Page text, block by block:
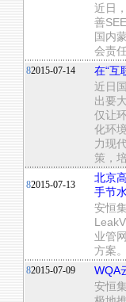
近日
善
国内
会责
82015-07-14
在“互
近日
出要
仅让
化环
力现
策，
82015-07-13
北京
手节
安恒
业管
方案
82015-07-09
WQA
安恒